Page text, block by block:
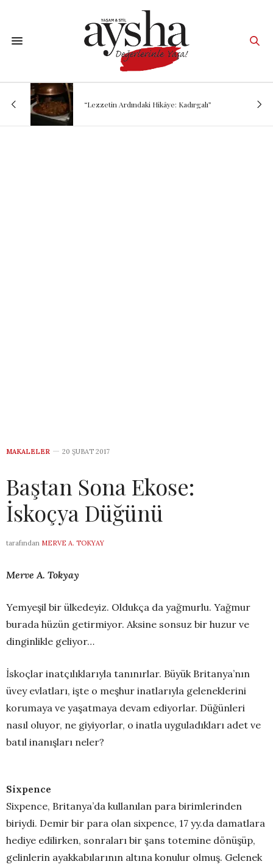
“Lezzetin Ardındaki Hikâye: Kadırgalı”
MAKALELER 20 ŞUBAT 2017
Baştan Sona Ekose:
İskoçya Düğünü
tarafından MERVE A. TOKYAY
Merve A. Tokyay
Yemyeşil bir ülkedeyiz. Oldukça da yağmurlu. Yağmur
burada hüzün getirmiyor. Aksine sonsuz bir huzur ve
dinginlikle geliyor…
İskoçlar inatçılıklarıyla tanınırlar. Büyük Britanya’nın
üvey evlatları, işte o meşhur inatlarıyla geleneklerini
korumaya ve yaşatmaya devam ediyorlar. Düğünleri
nasıl oluyor, ne giyiyorlar, o inatla uyguladıkları adet ve
batıl inanışları neler?
Sixpence
Sixpence, Britanya’da kullanılan para birimlerinden
biriydi. Demir bir para olan sixpence, 17 yy.da damatlara
hediye edilirken, sonraları bir şans totemine dönüşüp,
gelinlerin ayakkabılarının altına konulur olmuş. Gelenek